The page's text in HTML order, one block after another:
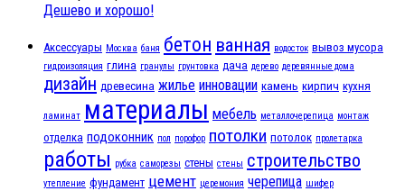
Дешево и хорошо!
Аксессуары Москва баня бетон ванная водосток вывоз мусора
гидроизоляция глина гранулы грунтовка дача дерево деревянные дома
дизайн древесина жилье инновации камень кирпич кухня
ламинат материалы мебель металлочерепица монтаж
отделка подоконник пол порофор потолки потолок пролетарка
работы рубка саморезы стены стены строительство
утепление фундамент цемент церемония черепица шифер